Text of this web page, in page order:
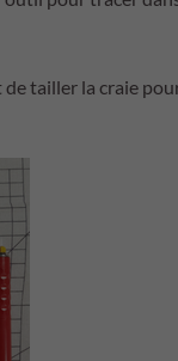
de tailler la craie